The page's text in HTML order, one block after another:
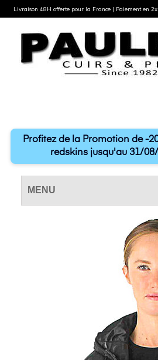
Profitez de la Promotion de -
redskins jusqu'au 31/
MENU
Livraison 48H offerte pour la France | Paiement en